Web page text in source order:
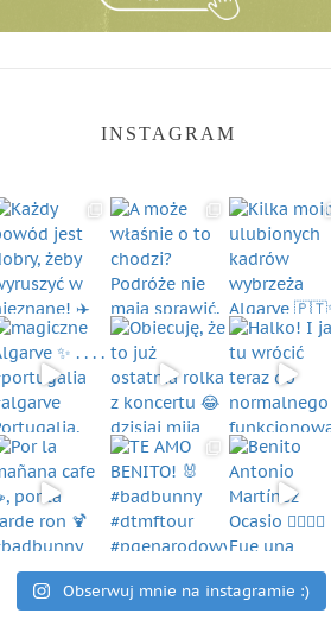
INSTAGRAM
Obserwuj mnie na instagramie :)